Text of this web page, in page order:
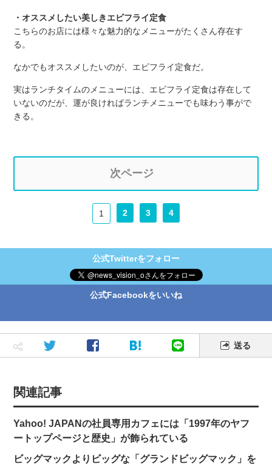
・オススメしたい美しきエビフライ定食
こちらのお店には様々な魅力的なメニューがたくさん存在す
る。
なかでもオススメしたいのが、エビフライ定食だ。
実はランチタイムのメニューには、エビフライ定食は存在して
いないのだが、運が良ければランチメニューでも味わう事がで
きる。
次ページ
1 2 3 4
公式Twitterをフォロー
公式Facebookをいいね
送る
関連記事
Yahoo! JAPANの社員専用カフェには「1997年のヤフ
ートップページと歴史」が飾られている
ビッグマックよりビッグな「グランドビッグマック」を